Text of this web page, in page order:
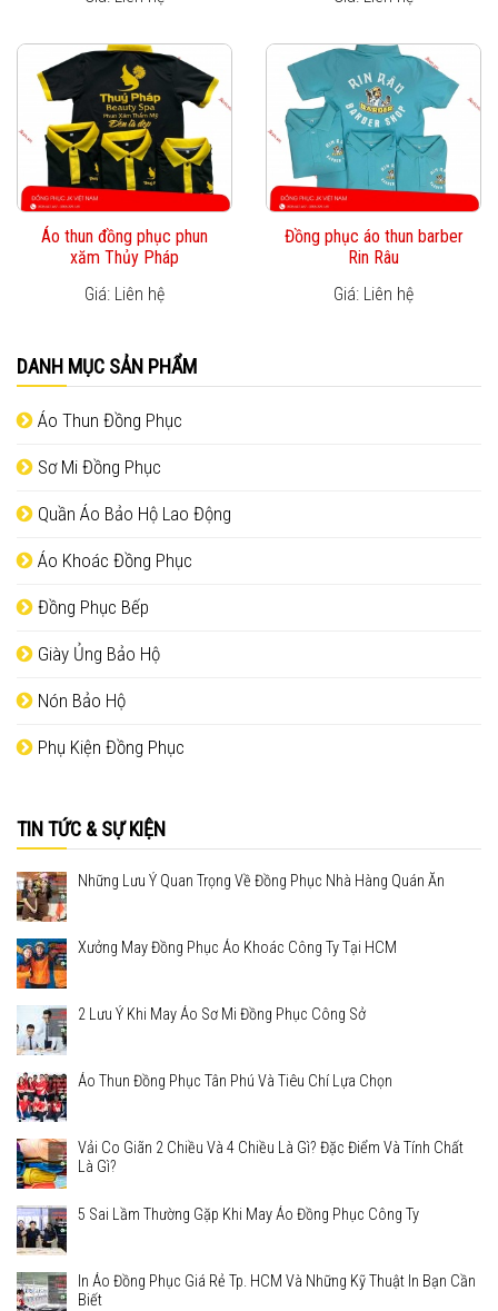
DANH MỤC SẢN PHẨM
Áo Thun Đồng Phục
Sơ Mi Đồng Phục
Quần Áo Bảo Hộ Lao Động
Áo Khoác Đồng Phục
Đồng Phục Bếp
Giày Ủng Bảo Hộ
Nón Bảo Hộ
Phụ Kiện Đồng Phục
TIN TỨC & SỰ KIỆN
Những Lưu Ý Quan Trọng Về Đồng Phục Nhà Hàng Quán Ăn
Xưởng May Đồng Phục Áo Khoác Công Ty Tại HCM
2 Lưu Ý Khi May Áo Sơ Mi Đồng Phục Công Sở
Áo Thun Đồng Phục Tân Phú Và Tiêu Chí Lựa Chọn
Vải Co Giãn 2 Chiều Và 4 Chiều Là Gì? Đặc Điểm Và Tính Chất
Là Gì?
5 Sai Lầm Thường Gặp Khi May Áo Đồng Phục Công Ty
In Áo Đồng Phục Giá Rẻ Tp. HCM Và Những Kỹ Thuật In Bạn Cần
Biết
Áo thun đồng phục phun
xăm Thủy Pháp
Giá: Liên hệ
Đồng phục áo thun barber
Rin Râu
Giá: Liên hệ